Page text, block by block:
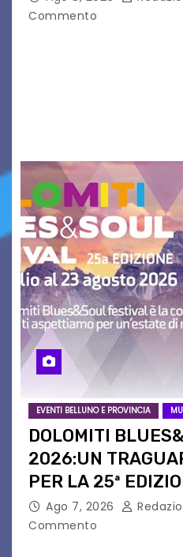
Commento
EVENTI BELLUNO E PROVINCIA
DOLOMITI
2026:UN
PER LA 25ª
PATRIMONIO
Ago 7, 2026
Commento